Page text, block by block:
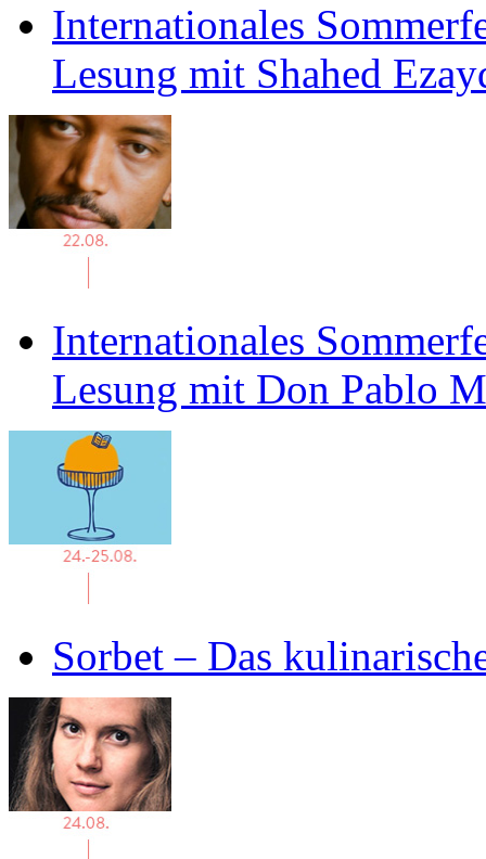
Internationales
Lesung mit Shahed
Internationales
Lesung mit Don Pablo
Sorbet – Das